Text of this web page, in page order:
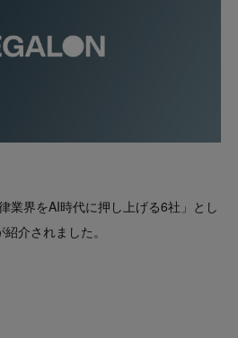
業界をAI時代に押し上げる6社」とし
介されました。